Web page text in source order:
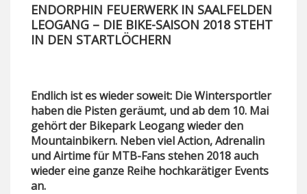
ENDORPHIN FEUERWERK IN SAALFELDEN
LEOGANG – DIE BIKE-SAISON 2018 STEHT
IN DEN STARTLÖCHERN
Endlich ist es wieder soweit: Die Wintersportler
haben die Pisten geräumt, und ab dem 10. Mai
gehört der Bikepark Leogang wieder den
Mountainbikern. Neben viel Action, Adrenalin
und Airtime für MTB-Fans stehen 2018 auch
wieder eine ganze Reihe hochkarätiger Events
an.